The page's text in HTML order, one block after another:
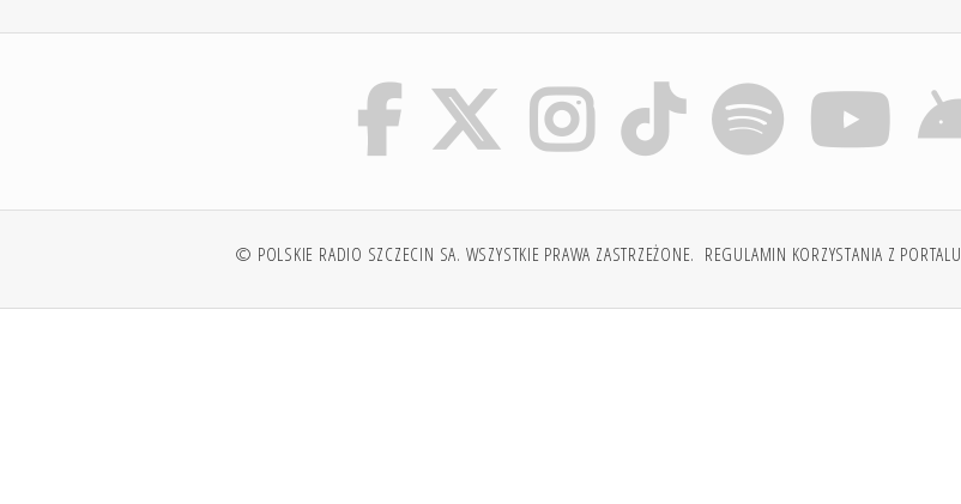
© POLSKIE RADIO SZCZECIN SA. WSZYSTKIE PRAWA ZASTRZEŻONE. REGULAMIN KORZYSTANIA Z PORTALU